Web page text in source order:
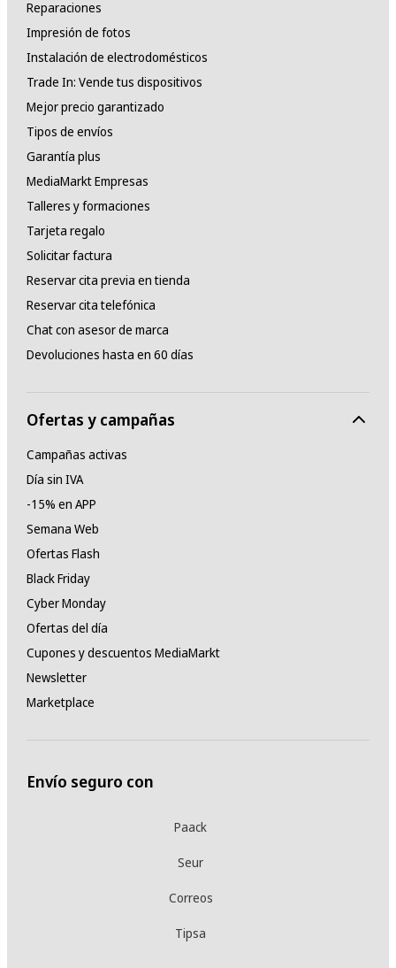
Reparaciones
Impresión de fotos
Instalación de electrodomésticos
Trade In: Vende tus dispositivos
Mejor precio garantizado
Tipos de envíos
Garantía plus
MediaMarkt Empresas
Talleres y formaciones
Tarjeta regalo
Solicitar factura
Reservar cita previa en tienda
Reservar cita telefónica
Chat con asesor de marca
Devoluciones hasta en 60 días
Ofertas y campañas
Campañas activas
Día sin IVA
-15% en APP
Semana Web
Ofertas Flash
Black Friday
Cyber Monday
Ofertas del día
Cupones y descuentos MediaMarkt
Newsletter
Marketplace
Envío seguro con
Paack
Seur
Correos
Tipsa